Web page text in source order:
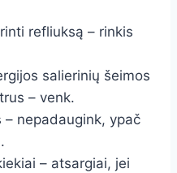
refliuksą – rinkis
salierinių šeimos
– venk.
nepadaugink, ypač
– atsargiai, jei